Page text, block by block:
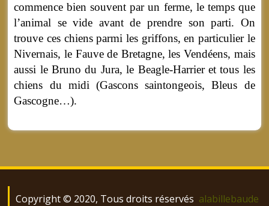
commence bien souvent par un ferme, le temps que
l’animal se vide avant de prendre son parti. On
trouve ces chiens parmi les griffons, en particulier le
Nivernais, le Fauve de Bretagne, les Vendéens, mais
aussi le Bruno du Jura, le Beagle-Harrier et tous les
chiens du midi (Gascons saintongeois, Bleus de
Gascogne…).
Copyright © 2020, Tous droits réservés alabillebaude